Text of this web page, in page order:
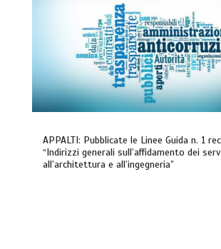
APPALTI: Pubblicate le Linee Guida n. 1
“Indirizzi generali sull’affidamento dei
all’architettura e all’ingegneria”